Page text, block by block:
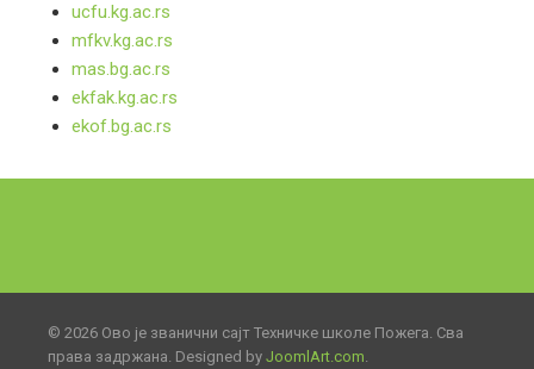
ucfu.kg.ac.rs
mfkv.kg.ac.rs
mas.bg.ac.rs
ekfak.kg.ac.rs
ekof.bg.ac.rs
© 2026 Ово је званични сајт Техничке школе Пожега. Сва
права задржана. Designed by JoomlArt.com.